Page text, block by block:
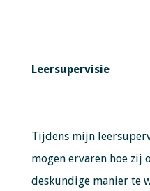
Leersupervisie
Tijdens mijn
mogen ervaren hoe zij
deskundige manier te